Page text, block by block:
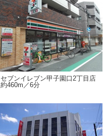
セブンイレブン甲子園口2丁目店
約460m／6分